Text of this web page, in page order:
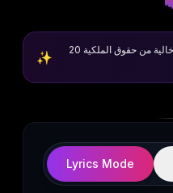
✨
20 رصيدًا يوميًا، أغنيتان لكل إنشاء · 100٪ خالية من حقوق الملكية
Lyrics Mode